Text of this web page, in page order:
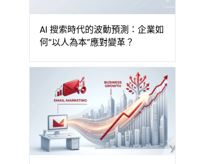
AI 搜索時代的波動預測：企業如
何“以人為本”應對變革？